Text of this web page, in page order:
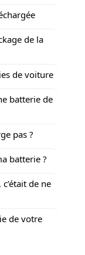
de la
de voiture
batterie de
pas ?
batterie ?
de ne
de votre